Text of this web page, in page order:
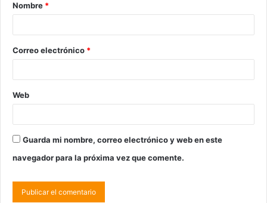
Nombre *
Correo electrónico *
Web
Guarda mi nombre, correo electrónico y web en este
navegador para la próxima vez que comente.